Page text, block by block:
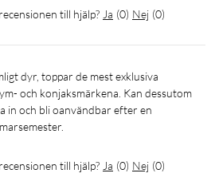
till hjälp? Ja (0) Nej (0)
och konjaksmärkena. Kan dessutom
in och bli oanvändbar efter en
till hjälp? Ja (0) Nej (0)